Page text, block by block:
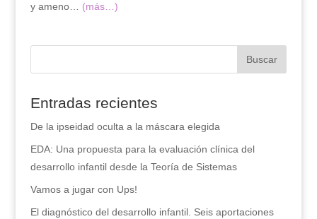
y ameno… (más…)
Entradas recientes
De la ipseidad oculta a la máscara elegida
EDA: Una propuesta para la evaluación clínica del
desarrollo infantil desde la Teoría de Sistemas
Vamos a jugar con Ups!
El diagnóstico del desarrollo infantil. Seis aportaciones